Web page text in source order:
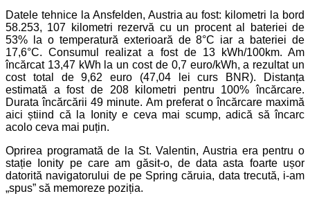
Datele tehnice la Ansfelden, Austria au fost: kilometri la bord
58.253, 107 kilometri rezervă cu un procent al bateriei de
53% la o temperatură exterioară de 8°C iar a bateriei de
17,6°C. Consumul realizat a fost de 13 kWh/100km. Am
încărcat 13,47 kWh la un cost de 0,7 euro/kWh, a rezultat un
cost total de 9,62 euro (47,04 lei curs BNR). Distanța
estimată a fost de 208 kilometri pentru 100% încărcare.
Durata încărcării 49 minute. Am preferat o încărcare maximă
aici știind că la Ionity e ceva mai scump, adică să încarc
acolo ceva mai puțin.
Oprirea programată de la St. Valentin, Austria era pentru o
stație Ionity pe care am găsit-o, de data asta foarte ușor
datorită navigatorului de pe Spring căruia, data trecută, i-am
„spus” să memoreze poziția.